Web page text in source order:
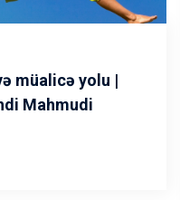
müalicə yolu |
Mahmudi